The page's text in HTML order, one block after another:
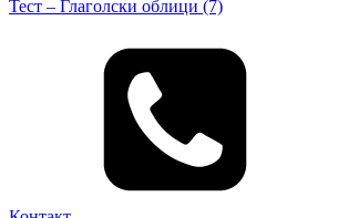
Тест – Глаголски облици (7)